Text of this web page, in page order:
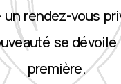
un rendez-vous
se dévoile
première.